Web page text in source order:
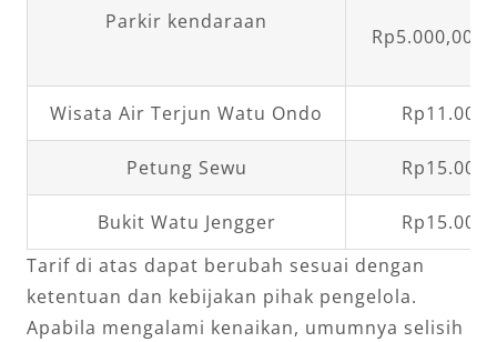
Parkir kendaraan
Rp5.000,00
Wisata Air Terjun Watu Ondo
Petung Sewu
Bukit Watu Jengger
Tarif di atas dapat berubah sesuai dengan
ketentuan dan kebijakan pihak pengelola.
Apabila mengalami kenaikan, umumnya selisih